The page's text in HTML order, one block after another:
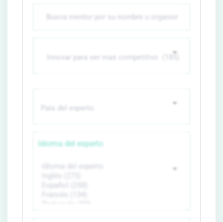
Idioma del experto